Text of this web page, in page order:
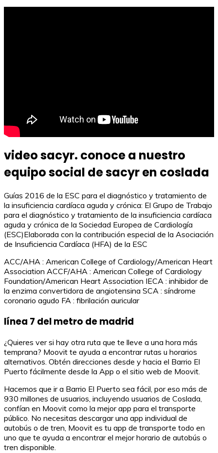
video sacyr. conoce a nuestro
equipo social de sacyr en coslada
Guías 2016 de la ESC para el diagnóstico y tratamiento de
la insuficiencia cardíaca aguda y crónica: El Grupo de Trabajo
para el diagnóstico y tratamiento de la insuficiencia cardíaca
aguda y crónica de la Sociedad Europea de Cardiología
(ESC)Elaborada con la contribución especial de la Asociación
de Insuficiencia Cardíaca (HFA) de la ESC
ACC/AHA : American College of Cardiology/American Heart
Association ACCF/AHA : American College of Cardiology
Foundation/American Heart Association IECA : inhibidor de
la enzima convertidora de angiotensina SCA : síndrome
coronario agudo FA : fibrilación auricular
línea 7 del metro de madrid
¿Quieres ver si hay otra ruta que te lleve a una hora más
temprana? Moovit te ayuda a encontrar rutas u horarios
alternativos. Obtén direcciones desde y hacia el Barrio El
Puerto fácilmente desde la App o el sitio web de Moovit.
Hacemos que ir a Barrio El Puerto sea fácil, por eso más de
930 millones de usuarios, incluyendo usuarios de Coslada,
confían en Moovit como la mejor app para el transporte
público. No necesitas descargar una app individual de
autobús o de tren, Moovit es tu app de transporte todo en
uno que te ayuda a encontrar el mejor horario de autobús o
tren disponible.